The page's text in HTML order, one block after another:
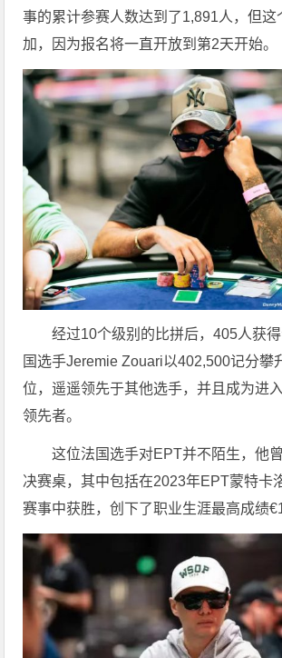
事的累计参赛人数达到了1,891人，但这
加，因为报名将一直开放到第2天开始。
经过10个级别的比拼后，405人获
国选手Jeremie Zouari以402,500记分攀
位，遥遥领先于其他选手，并且成为进
领先者。
这位法国选手对EPT并不陌生，他
决赛桌，其中包括在2023年EPT蒙特卡
赛事中获胜，创下了职业生涯最高成绩